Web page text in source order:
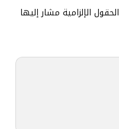
الحقول الإلزامية مشار إليها